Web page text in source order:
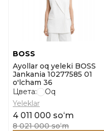
BOSS
Ayollar oq yeleki BOSS
Jankania 10277585 01
o'lcham 36
Цвета:
Oq
Yeleklar
4 011 000 soʻm
8 021 000 soʻm